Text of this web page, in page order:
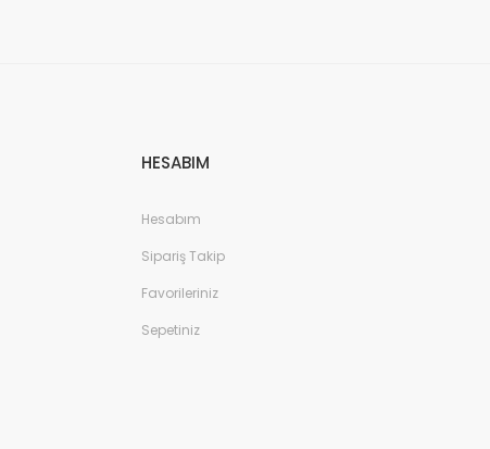
HESABIM
Hesabım
Sipariş Takip
Favorileriniz
Sepetiniz